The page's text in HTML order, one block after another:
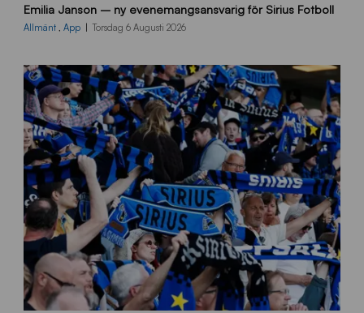
0
0
7
0
0
_
E
J
Emilia Janson – ny evenemangsansvarig för Sirius Fotboll
Allmänt App Torsdag 6 Augusti 2026